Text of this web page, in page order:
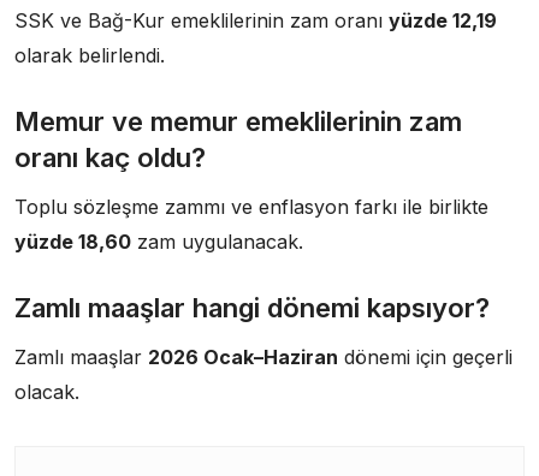
SSK ve Bağ-Kur emeklilerinin zam oranı yüzde 12,19
olarak belirlendi.
Memur ve memur emeklilerinin zam
oranı kaç oldu?
Toplu sözleşme zammı ve enflasyon farkı ile birlikte
yüzde 18,60 zam uygulanacak.
Zamlı maaşlar hangi dönemi kapsıyor?
Zamlı maaşlar 2026 Ocak–Haziran dönemi için geçerli
olacak.